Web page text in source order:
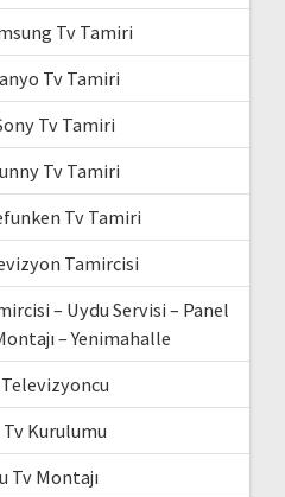
Tv Tamiri
Tv Tamiri
Tv Tamiri
Tv Tamiri
Tv Tamiri
Tamircisi
– Uydu Servisi – Panel
– Yenimahalle
Kurulumu
Tv Montajı